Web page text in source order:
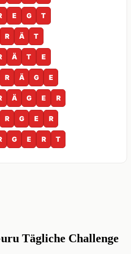
E G T
R Ä T
Ä T E
R Ä G E
Ä G E R
R G E R
G E R T
Tägliche Challenge